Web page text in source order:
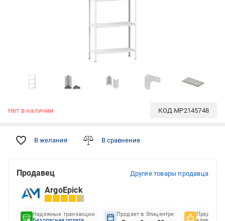
Нет в наличии КОД MP2145748
В желания В сравнение
Продавец Другие товары продавца
ArgoEpick
Надежные транзакции
Продает в Эпицентре